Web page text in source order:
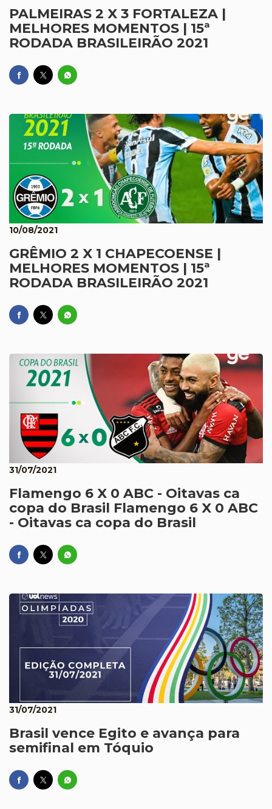
PALMEIRAS 2 X 3 FORTALEZA |
MELHORES MOMENTOS | 15ª
RODADA BRASILEIRÃO 2021
10/08/2021
GRÊMIO 2 X 1 CHAPECOENSE |
MELHORES MOMENTOS | 15ª
RODADA BRASILEIRÃO 2021
31/07/2021
Flamengo 6 X 0 ABC - Oitavas ca
copa do Brasil Flamengo 6 X 0 ABC
- Oitavas ca copa do Brasil
31/07/2021
Brasil vence Egito e avança para
semifinal em Tóquio